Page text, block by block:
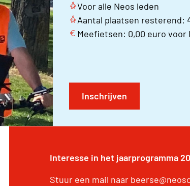
Voor alle Neos leden
Aantal plaatsen resterend:
Meefietsen: 0,00 euro voor
Inschrijven
Interesse in het jaarprogramma
Stuur een mail naar